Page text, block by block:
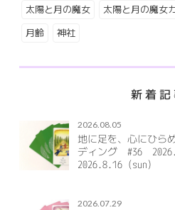
太陽と月の魔女 太陽と月の魔女
月齢 神社
新着記
2026.08.05
地に足を、心にひら
ディング #36
2026.8.16（sun）
2026.07.29